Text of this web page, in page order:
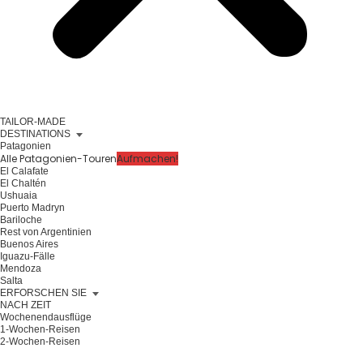
TAILOR-MADE
DESTINATIONS
Patagonien
Alle Patagonien-TourenAufmachen!
El Calafate
El Chaltén
Ushuaia
Puerto Madryn
Bariloche
Rest von Argentinien
Buenos Aires
Iguazu-Fälle
Mendoza
Salta
ERFORSCHEN SIE
NACH ZEIT
Wochenendausflüge
1-Wochen-Reisen
2-Wochen-Reisen